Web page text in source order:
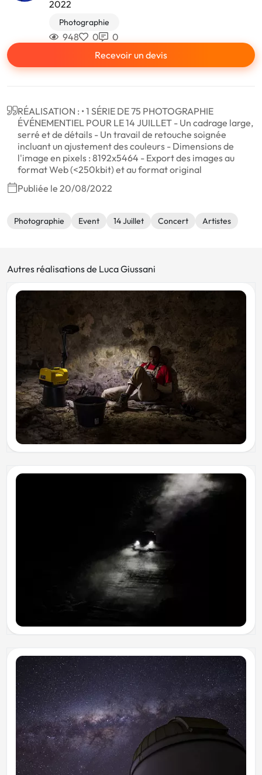
2022
Photographie
948 0
0
Recevoir un devis
RÉALISATION : • 1 SÉRIE DE 75 PHOTOGRAPHIE
ÉVÉNEMENTIEL POUR LE 14 JUILLET - Un cadrage large,
serré et de détails - Un travail de retouche soignée
incluant un ajustement des couleurs - Dimensions de
l'image en pixels : 8192x5464 - Export des images au
format Web (<250kbit) et au format original
Publiée le 20/08/2022
Photographie Event 14 Juillet Concert Artistes
Autres réalisations de Luca Giussani